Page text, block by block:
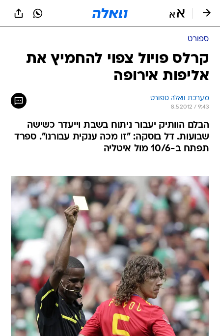
ספורט
קרלס פויול צפוי להחמיץ את
אליפות אירופה
מערכת וואלה ספורט
8.5.2012 / 9:43
הבלם הוותיק יעבור ניתוח בשבת וייעדר כשישה
שבועות. דל בוסקה: "זו מכה ענקית עבורנו". ספרד
תפתח ב-10/6 מול איטליה